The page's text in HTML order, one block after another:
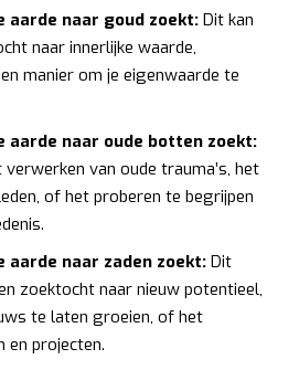
aarde naar goud zoekt: Dit kan
naar innerlijke waarde,
manier om je eigenwaarde te
aarde naar oude botten zoekt:
van oude trauma’s, het
of het proberen te begrijpen
aarde naar zaden zoekt: Dit
zoektocht naar nieuw potentieel,
te laten groeien, of het
en projecten.